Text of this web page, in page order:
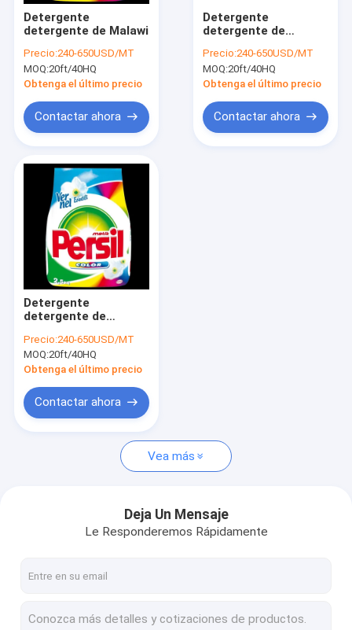
Control de Calidad
Solicitar una cotización
polvo del detergente 30gram
polvo del detergente del bulto 25kg
polvo del detergente de la calidad del saba
polvo del detergente del bulto 500kg
Detergente del mercado de África
Polvo del detergente de Suramérica/de América latina
Detergente de Oriente Medio
Polvo del detergente de Asia sudoriental
Detergente del OEM
detergente para ropa
Detergente
detergente de Malawi
Precio:240-650USD/MT
MOQ:20ft/40HQ
Obtenga el último precio
Contactar ahora
Detergente
detergente de
Precio:240-650USD/MT
MOQ:20ft/40HQ
Obtenga el último precio
Contactar ahora
Detergente
detergente de
Precio:240-650USD/MT
MOQ:20ft/40HQ
Obtenga el último precio
Contactar ahora
Vea más
Deja Un Mensaje
Le Responderemos Rápidamente